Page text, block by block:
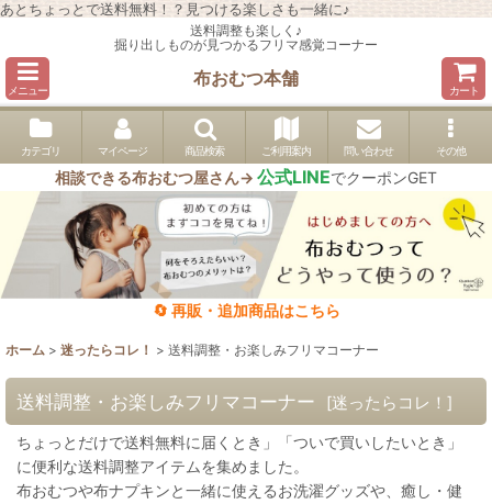
あとちょっとで送料無料！？見つける楽しさも一緒に♪
送料調整も楽しく♪
掘り出しものが見つかるフリマ感覚コーナー
メニュー
布おむつ本舗
カート
カテゴリ マイページ 商品検索 ご利用案内 問い合わせ その他
相談できる布おむつ屋さん→ 公式LINEでクーポンGET
🔄 再販・追加商品はこちら
ホーム > 迷ったらコレ！ > 送料調整・お楽しみフリマコーナー
送料調整・お楽しみフリマコーナー [迷ったらコレ！ ]
ちょっとだけで送料無料に届くとき」「ついで買いしたいとき」
に便利な送料調整アイテムを集めました。
布おむつや布ナプキンと一緒に使えるお洗濯グッズや、癒し・健